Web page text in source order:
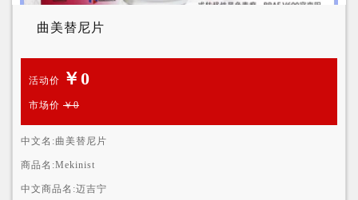
曲美替尼片
活动价 ￥0
市场价 ￥0
中文名:曲美替尼片
商品名:Mekinist
中文商品名:迈吉宁